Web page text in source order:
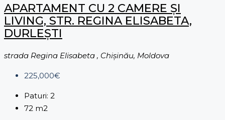
APARTAMENT CU 2 CAMERE ȘI
LIVING, STR. REGINA ELISABETA,
DURLEȘTI
strada Regina Elisabeta , Chișinău, Moldova
225,000€
Paturi: 2
72 m2